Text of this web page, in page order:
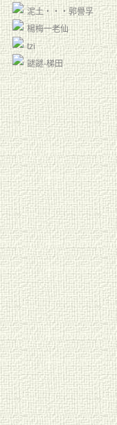
泥土‧‧‧郭譽孚
楊梅一老仙
tzi
謎謎-梯田